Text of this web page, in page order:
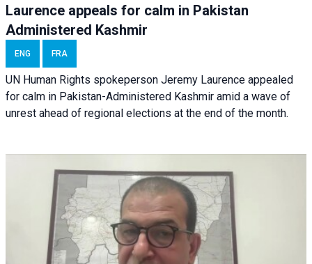
Laurence appeals for calm in Pakistan
Administered Kashmir
ENG FRA
UN Human Rights spokeperson Jeremy Laurence appealed
for calm in Pakistan-Administered Kashmir amid a wave of
unrest ahead of regional elections at the end of the month.